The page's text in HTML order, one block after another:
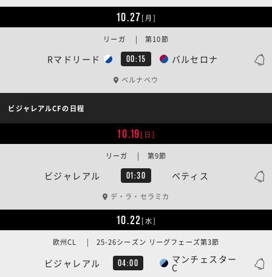
10.27[月]
Rマドリード 00:15 バルセロナ
リーガ | 第10節
ベルナベウ
ビジャレアルCFの日程
10.19[日]
ビジャレアル 01:30 ベティス
リーガ | 第9節
デ・ラ・セラミカ
10.22[水]
ビジャレアル 04:00 マンチェスター
C
欧州CL | 25-26シーズン リーグフェーズ第3節